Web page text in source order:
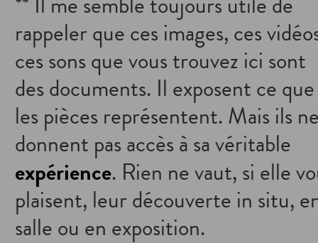
** Il me semble toujours utile de
rappeler que ces images, ces
ces sons que vous trouvez ici sont
des documents. Il exposent ce que
les pièces représentent. Mais ils
donnent pas accès à sa véritable
expérience. Rien ne vaut, si elle
plaisent, leur découverte in situ,
salle ou en exposition.